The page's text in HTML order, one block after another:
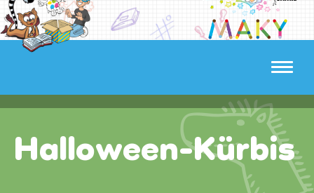
Halloween-Kürbis